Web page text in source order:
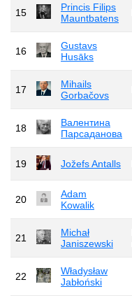
15
Princis Filips
Mauntbatens
16
Gustavs
Husāks
17
Mihails
Gorbačovs
18
Валентина
Парсаданова
19 Jožefs Antalls
20
Adam
Kowalik
21
Michał
Janiszewski
22
Władysław
Jabłoński